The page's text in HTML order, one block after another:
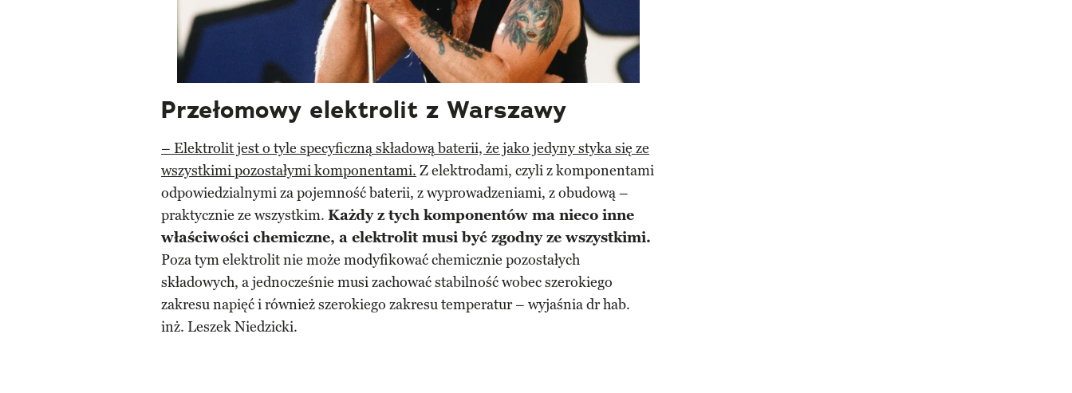
Przełomowy elektrolit z Warszawy
– Elektrolit jest o tyle specyficzną składową baterii, że jako jedyny styka się ze
wszystkimi pozostałymi komponentami. Z elektrodami, czyli z komponentami
odpowiedzialnymi za pojemność baterii, z wyprowadzeniami, z obudową –
praktycznie ze wszystkim. Każdy z tych komponentów ma nieco inne
właściwości chemiczne, a elektrolit musi być zgodny ze wszystkimi.
Poza tym elektrolit nie może modyfikować chemicznie pozostałych
składowych, a jednocześnie musi zachować stabilność wobec szerokiego
zakresu napięć i również szerokiego zakresu temperatur – wyjaśnia dr hab.
inż. Leszek Niedzicki.